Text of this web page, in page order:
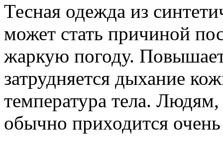
Тесная одежда из
может стать причиной
жаркую погоду.
затрудняется дыхание
температура тела.
обычно приходится